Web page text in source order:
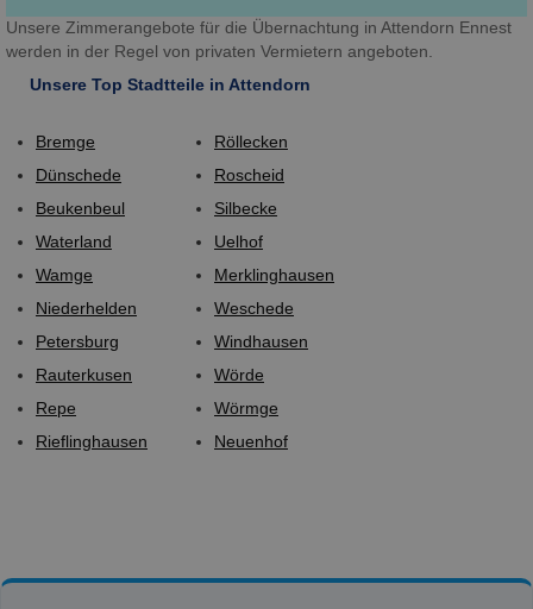
Unsere Zimmerangebote für die Übernachtung in Attendorn Ennest
werden in der Regel von privaten Vermietern angeboten.
Unsere Top Stadtteile in Attendorn
Bremge
Dünschede
Beukenbeul
Waterland
Wamge
Niederhelden
Petersburg
Rauterkusen
Repe
Rieflinghausen
Röllecken
Roscheid
Silbecke
Uelhof
Merklinghausen
Weschede
Windhausen
Wörde
Wörmge
Neuenhof